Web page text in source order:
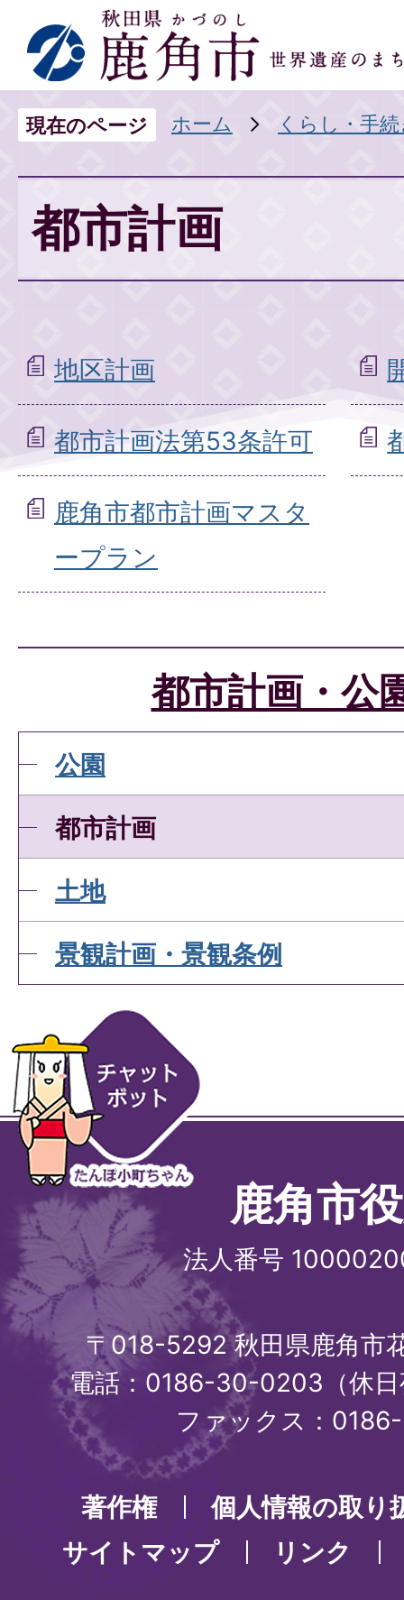
現在のページ ホーム くらし・手
都市計画
地区計画
都市計画法第53条許可
鹿角市都市計画マスタ
ープラン
都市計画・公
公園
都市計画
土地
景観計画・景観条例
鹿角市
法人番号
〒018-5292 秋田県鹿角市
電話：0186-30-0203（休
ファックス：
著作権
個人情報の取り
サイトマップ
リンク